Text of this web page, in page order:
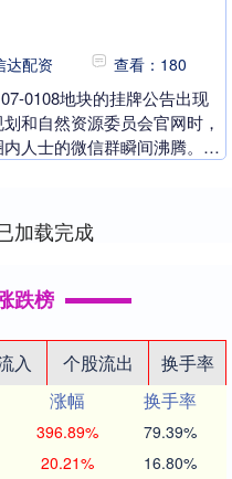
达配资 查看：180
0108地块的挂牌公告出现
和自然资源委员会官网时，
人士的微信群瞬间沸腾。这
加载完成
跌榜
入 个股流出
换手率
涨幅
换手率
396.89% 79.39%
20.21% 16.80%